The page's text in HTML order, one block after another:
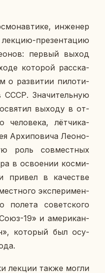
ин­же­нер
пре­зен­та­цию
первый выход
ко­то­рой рас­ска­
о раз­ви­тии пи­ло­ти­
СССР. Зна­чи­тель­ную
выходу в от­
че­ло­ве­ка, лёт­чи­ка-
Ар­хи­по­ви­ча Лео­но­
роль сов­мест­ных
в осво­е­нии кос­ми­
привел в ка­че­стве
экс­пе­ри­мен­
полета со­вет­ско­го
19» и аме­ри­кан­
ко­то­рый был осу­
лекции также могли